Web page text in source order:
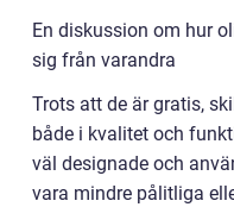
En diskussion om hur
sig från varandra
Trots att de är gratis,
både i kvalitet och
väl designade och
vara mindre pålitliga